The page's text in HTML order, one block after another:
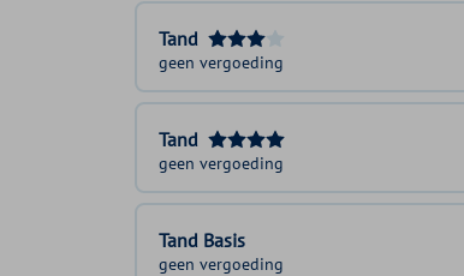
Tand
geen vergoeding
Tand
geen vergoeding
Tand Basis
geen vergoeding